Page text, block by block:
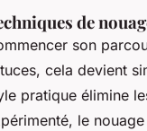
de
son
cela devient
pratique élimine
le